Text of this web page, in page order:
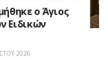
ο Άγιος
Ειδικών
2026